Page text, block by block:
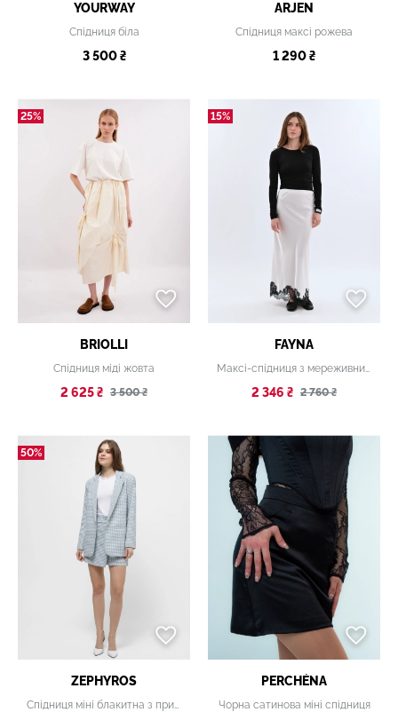
YOURWAY
Спідниця біла
3 500 ₴
ARJEN
Спідниця максі рожева
1 290 ₴
25%
BRIOLLI
Спідниця міді жовта
2 625 ₴ 3 500 ₴
15%
FAYNA
Максі-спідниця з мереживним оздобленням біла
2 346 ₴ 2 760 ₴
50%
ZEPHYROS
Спідниця міні блакитна з принтом
PERCHÉNA
Чорна сатинова міні спідниця